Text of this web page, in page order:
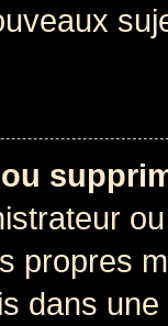
propres
dans